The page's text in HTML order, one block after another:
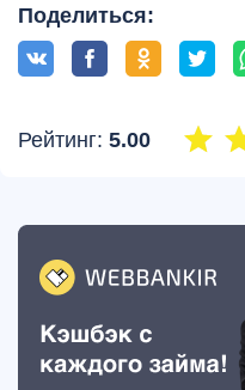
Поделиться:
Рейтинг: 5.00